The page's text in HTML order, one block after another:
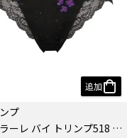
追加
プ
フロラーレ バイ トリンプ518 レギュラーショーツ